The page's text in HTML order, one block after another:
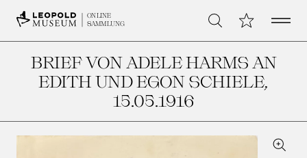
ONLINE
SAMMLUNG
Suche Meine Open
BRIEF VON ADELE HARMS AN
EDITH UND EGON SCHIELE,
15.05.1916
Zoom